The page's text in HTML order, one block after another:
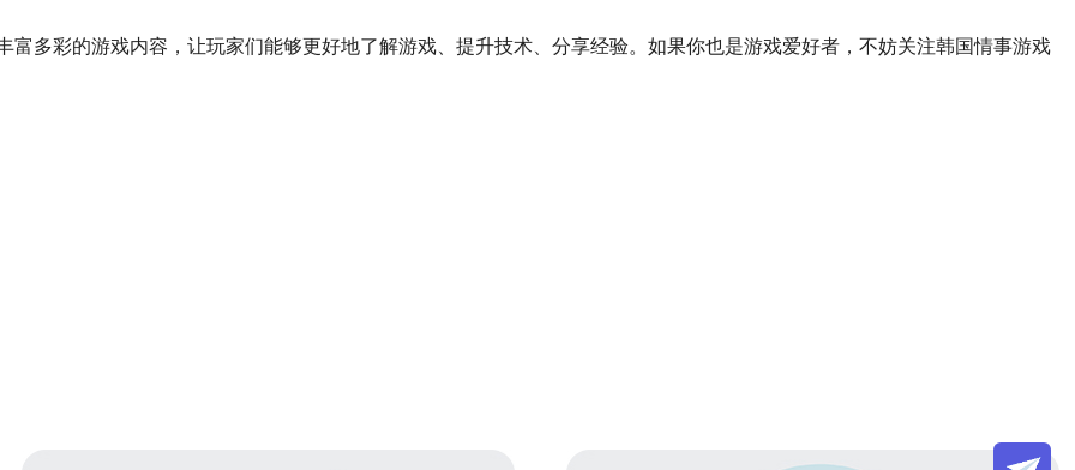
多彩的游戏内容，让玩家们能够更好地了解游戏、提升技术、分享经验。如果你也是游戏爱好者，不妨关注韩国情事游戏